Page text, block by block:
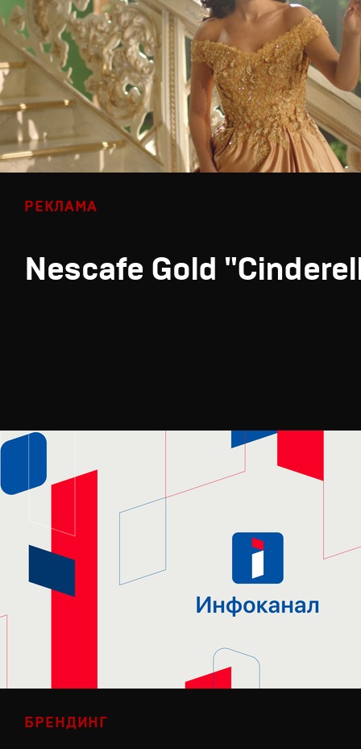
РЕКЛАМА
Nescafe Gold
БРЕНДИНГ